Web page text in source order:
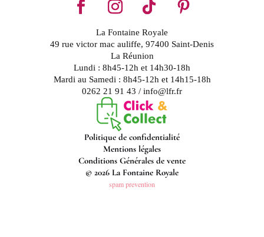
La Fontaine Royale
49 rue victor mac auliffe, 97400 Saint-Denis
La Réunion
Lundi : 8h45-12h et 14h30-18h
Mardi au Samedi : 8h45-12h et 14h15-18h
0262 21 91 43 / info@lfr.fr
Politique de confidentialité
Mentions légales
Conditions Générales de vente
© 2026 La Fontaine Royale
spam prevention